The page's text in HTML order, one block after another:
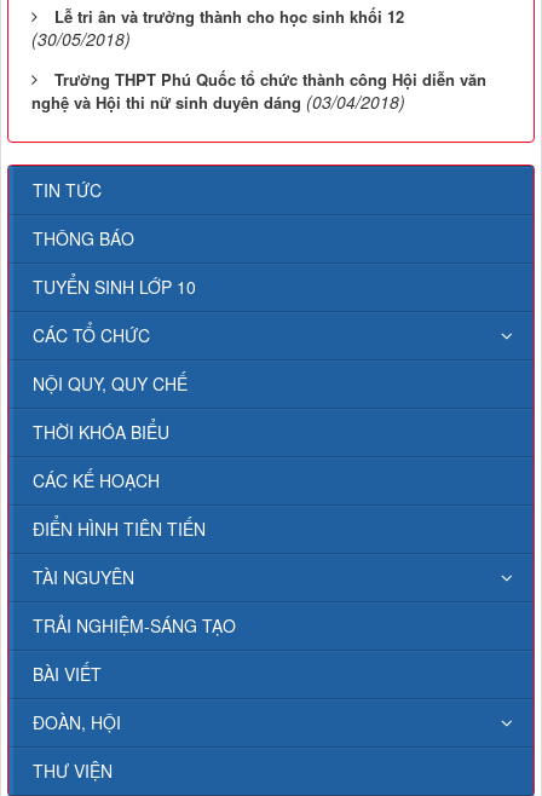
Lễ tri ân và trưởng thành cho học sinh khối 12
(30/05/2018)
Trường THPT Phú Quốc tổ chức thành công Hội diễn văn
nghệ và Hội thi nữ sinh duyên dáng (03/04/2018)
TIN TỨC
THÔNG BÁO
TUYỂN SINH LỚP 10
CÁC TỔ CHỨC
NỘI QUY, QUY CHẾ
THỜI KHÓA BIỂU
CÁC KẾ HOẠCH
ĐIỂN HÌNH TIÊN TIẾN
TÀI NGUYÊN
TRẢI NGHIỆM-SÁNG TẠO
BÀI VIẾT
ĐOÀN, HỘI
THƯ VIỆN